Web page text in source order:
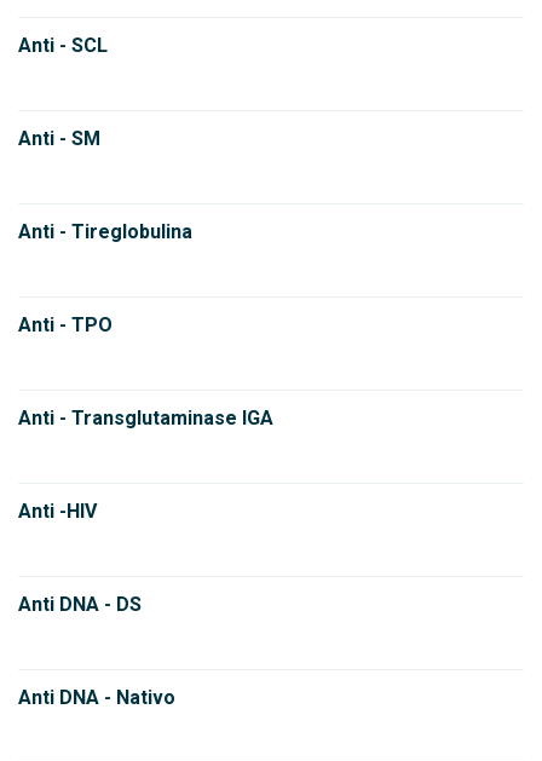
Anti - SCL
Anti - SM
Anti - Tireglobulina
Anti - TPO
Anti - Transglutaminase IGA
Anti -HIV
Anti DNA - DS
Anti DNA - Nativo